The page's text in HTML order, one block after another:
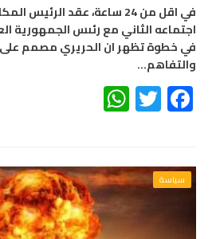
في اقل من 24 ساعة، عقد
اجتماعه الثاني مع رئىس الجمهورية
في خطوة تظهر ان الحريري مصمم
والتفاهم…
Facebook
Twitter
سياسة